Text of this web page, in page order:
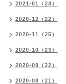
2021-01（24）
2020-12（22）
2020-11（25）
2020-10（23）
2020-09（22）
2020-08（21）